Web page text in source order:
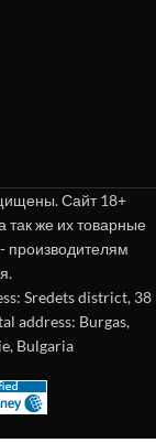
Сайт 18+
так же их товарные
производителям
Sredets district, 38
address: Burgas,
Bulgaria